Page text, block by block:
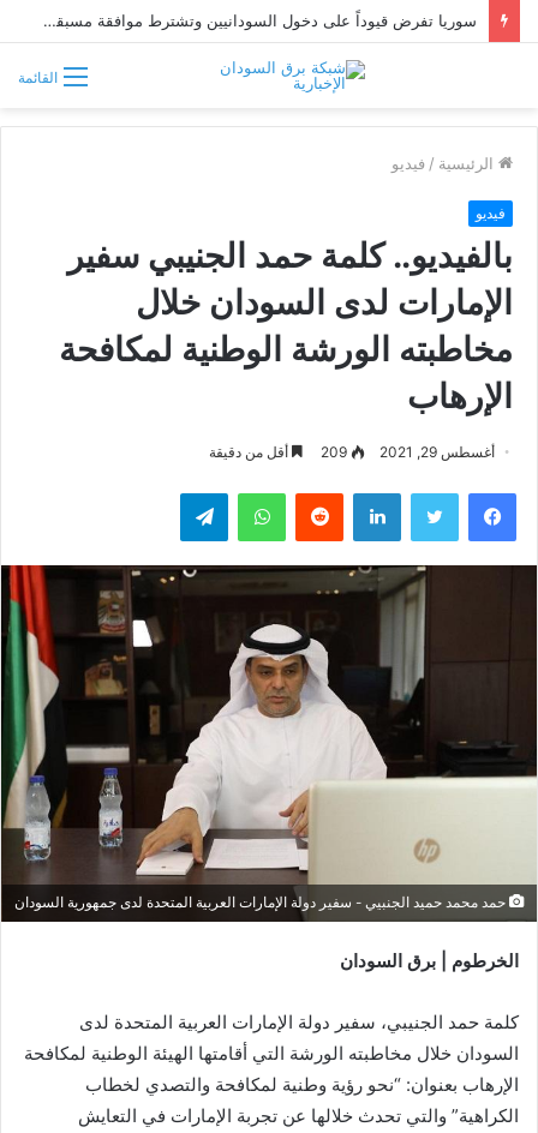
سوريا تفرض قيوداً على دخول السودانيين وتشترط موافقة مسبقة أو دعوة رسمية
القائمة
الرئيسية / فيديو
فيديو
بالفيديو.. كلمة حمد الجنيبي سفير
الإمارات لدى السودان خلال
مخاطبته الورشة الوطنية لمكافحة
الإرهاب
أغسطس 29, 2021 209 أقل من دقيقة
فيسبوك تويتر لينكدإن واتساب تيلقرام
حمد محمد حميد الجنبيي - سفير دولة الإمارات العربية المتحدة لدى جمهورية السودان
الخرطوم | برق السودان
‏كلمة حمد الجنيبي، سفير دولة الإمارات العربية المتحدة لدى
السودان خلال مخاطبته الورشة التي أقامتها الهيئة الوطنية لمكافحة
الإرهاب بعنوان: “نحو رؤية وطنية لمكافحة والتصدي لخطاب
الكراهية” والتي تحدث خلالها عن تجربة الإمارات في التعايش